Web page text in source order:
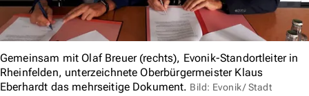
Gemeinsam mit Olaf Breuer (rechts), Evonik-Standortleiter in
Rheinfelden, unterzeichnete Oberbürgermeister Klaus
Eberhardt das mehrseitige Dokument. Bild: Evonik/ Stadt